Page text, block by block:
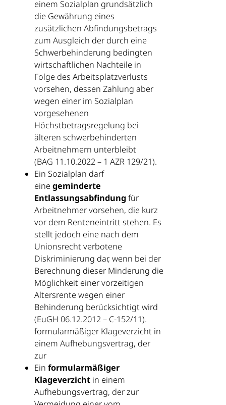
einem Sozialplan grundsätzlich
die Gewährung eines
zusätzlichen Abfindungsbetrags
zum Ausgleich der durch eine
Schwerbehinderung bedingten
wirtschaftlichen Nachteile in
Folge des Arbeitsplatzverlusts
vorsehen, dessen Zahlung aber
wegen einer im Sozialplan
vorgesehenen
Höchstbetragsregelung bei
älteren schwerbehinderten
Arbeitnehmern unterbleibt
(BAG 11.10.2022 – 1 AZR 129/21).
Ein Sozialplan darf
eine geminderte
Entlassungsabfindung für
Arbeitnehmer vorsehen, die kurz
vor dem Renteneintritt stehen. Es
stellt jedoch eine nach dem
Unionsrecht verbotene
Diskriminierung dar, wenn bei der
Berechnung dieser Minderung die
Möglichkeit einer vorzeitigen
Altersrente wegen einer
Behinderung berücksichtigt wird
(EuGH 06.12.2012 – C-152/11).
formularmäßiger Klageverzicht in
einem Aufhebungsvertrag, der
zur
Ein formularmäßiger
Klageverzicht in einem
Aufhebungsvertrag, der zur